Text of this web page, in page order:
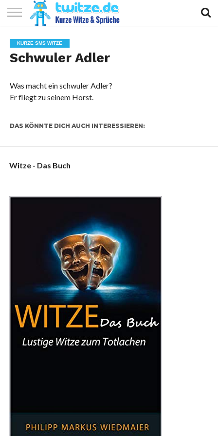
KURZE
WITZE
KURZE
SPRÜCHE
KURZE
GEDICHTE
TOP
10
KURZE SMS WITZE
Schwuler Adler
Was macht ein schwuler Adler?
Er fliegt zu seinem Horst.
DAS KÖNNTE DICH AUCH INTERESSIEREN:
Witze - Das Buch